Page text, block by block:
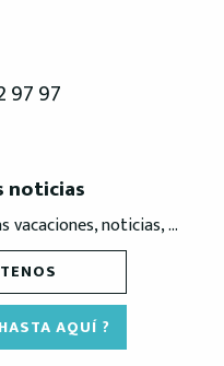
97 97
noticias
vacaciones, noticias, ...
AQUÍ ?